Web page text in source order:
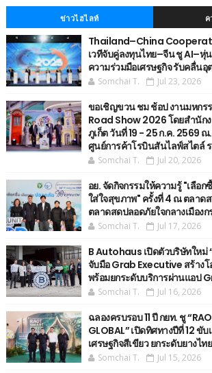
ข่าวไฮไลท์
Thailand–China
เวทีจับคู่ลงทุนไทย–จีน ชู AI–
ความร่วมมือเศรษฐกิจ รับคลื่นอุ
Somchai T. Jul 23, 2026
ขอเชิญขวน ชม ช้อป งานมหกร
Road Show 2026 โดยสำนั
ภูเก็ต วันที่ 19 - 25 ก.ค. 2569
ศูนย์การค้าโรบินสันไลฟ์สไตล์
Somchai T. Jul 20, 2026
อย. จัดกิจกรรมให้ความรู้ "เลือก
ใส่ใจสุขภาพ" ครั้งที่ 4 ณ ตลาด
ตลาดสดปลอดภัยใจกลางเมืองก
Somchai T. Jul 17, 2026
B Autohaus เปิดตัวบริษัทให
จับมือ Grab Executive สร้างโ
พร้อมยกระดับบริการผ่านแอป
Somchai T. Jul 16, 2026
ฉลองครบรอบ 11 ปี กยท. ชู
GLOBAL” เปิดทิศทางปีที่ 12 ขั
เศรษฐกิจสีเขียว ยกระดับยางไท
Somchai T. Jul 15, 2026